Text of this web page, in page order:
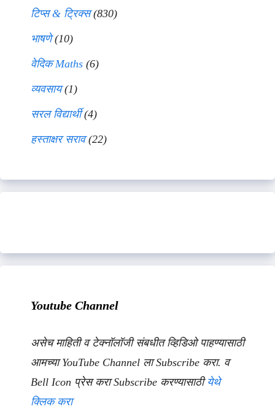
टिप्स & ट्रिक्स(830)
भाषणे(10)
वेदिक Maths (6)
व्यवसाय(1)
सरल विद्यार्थी(4)
हस्ताक्षर सराव(22)
Youtube Channel
असेच माहिती व टेक्नॉलॉजी संबधीत व्हिडिओ पाहण्यासाठी
आमच्या YouTube Channel ला Subscribe करा. व
Bell Icon प्रेस करा Subscribe करण्यासाठी येथे
क्लिक करा